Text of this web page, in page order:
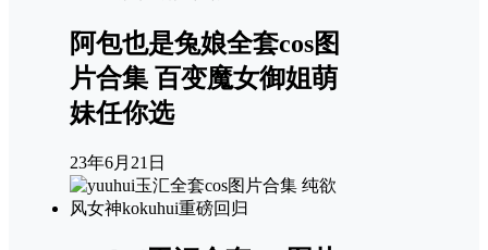
阿包也是兔娘全套cos图
片合集 百变魔女御姐萌
妹任你选
23年6月21日